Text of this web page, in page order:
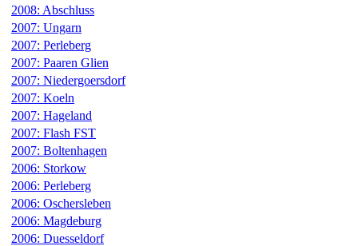
2008: Abschluss
2007: Ungarn
2007: Perleberg
2007: Paaren Glien
2007: Niedergoersdorf
2007: Koeln
2007: Hageland
2007: Flash FST
2007: Boltenhagen
2006: Storkow
2006: Perleberg
2006: Oschersleben
2006: Magdeburg
2006: Duesseldorf